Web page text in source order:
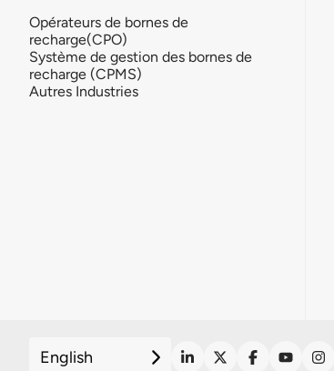
Opérateurs de bornes de
recharge(CPO)
Système de gestion des bornes de
recharge (CPMS)
Autres Industries
English